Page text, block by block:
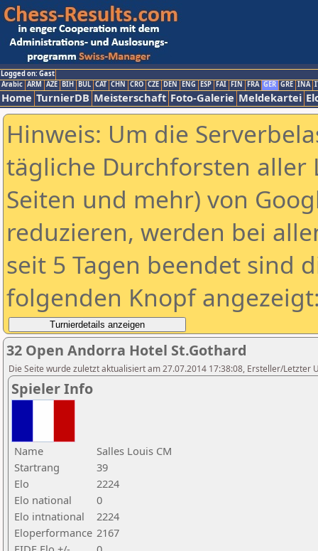
Logged on: Gast
Arabic ARM AZE BIH BUL CAT CHN CRO CZE DEN ENG ESP FAI FIN FRA GER GRE INA
Home TurnierDB Meisterschaft Foto-Galerie Meldekartei
Hinweis: Um die
tägliche Durchforsten aller
Seiten und mehr) von
reduzieren, werden bei
seit 5 Tagen beendet sind
folgenden Knopf
32 Open Andorra Hotel St.Gothard
Die Seite wurde zuletzt aktualisiert am 27.07.2014 17:38:08, Ersteller/Letzter
Spieler Info
Name
Salles Louis CM
Startrang
39
Elo
2224
Elo national
0
Elo intnational
2224
Eloperformance 2167